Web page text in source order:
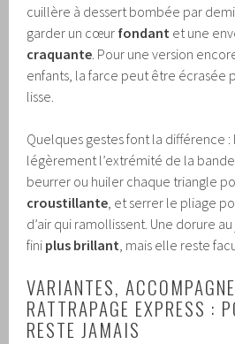
cuillère à dessert bombée par
garder un cœur fondant et une
craquante . Pour une version
enfants, la farce peut être écrasée
lisse.
Quelques gestes font la différence
légèrement l’extrémité de la
beurrer ou huiler chaque triangle
croustillante , et serrer le pliage
d’air qui ramollissent. Une dorure
fini plus brillant , mais elle reste
VARIANTES,
RATTRAPAGE EXPRESS :
RESTE JAMAIS